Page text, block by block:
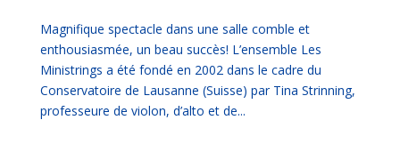
Magnifique spectacle dans une salle comble et
enthousiasmée, un beau succès! L’ensemble Les
Ministrings a été fondé en 2002 dans le cadre du
Conservatoire de Lausanne (Suisse) par Tina Strinning,
professeure de violon, d’alto et de...